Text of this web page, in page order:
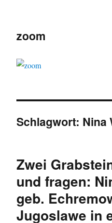
zoom
Schlagwort: Nina
Zwei
und fragen:
geb.
Jugoslawe in